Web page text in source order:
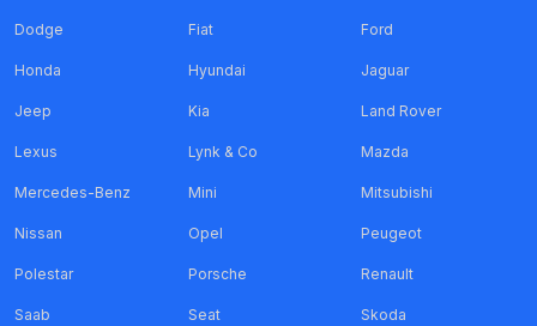
Dodge Fiat Ford
Honda Hyundai Jaguar
Jeep Kia Land Rover
Lexus Lynk & Co Mazda
Mercedes-Benz Mini Mitsubishi
Nissan Opel Peugeot
Polestar Porsche Renault
Saab Seat Skoda